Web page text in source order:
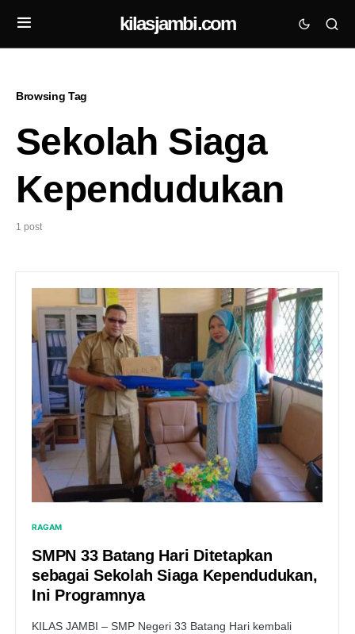
kilasjambi.com
Browsing Tag
Sekolah Siaga
Kependudukan
1 post
RAGAM
SMPN 33 Batang Hari Ditetapkan
sebagai Sekolah Siaga Kependudukan,
Ini Programnya
KILAS JAMBI – SMP Negeri 33 Batang Hari kembali